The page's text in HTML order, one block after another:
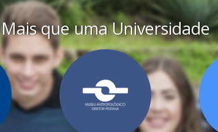
Mais que uma Universidade